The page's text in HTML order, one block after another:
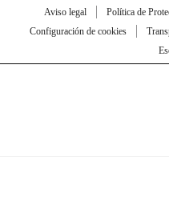
Aviso legal Política de
Configuración de cookies